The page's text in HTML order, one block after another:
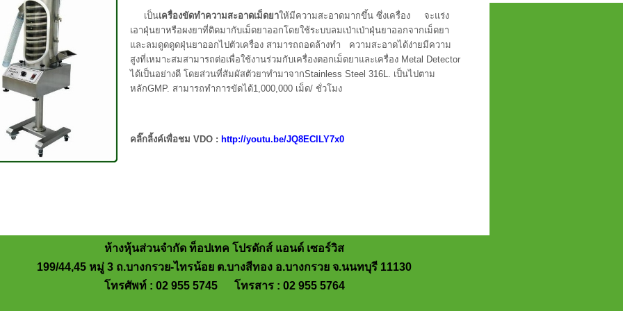
เป็นเครื่องขัดทำความสะอาดเม็ดยาให้มีความสะอาดมากขึ้นซึ่งเครื่อง จะแร่ง
เอาฝุ่นยาหรือผงยาที่ติดมากับเม็ดยาออกโดยใช้ระบบลมเป่าเป่าฝุ่นยาออกจากเม็ดยา
และลมดูดดูดฝุ่นยาออกไปตัวเครื่อง สามารถถอดล้างทำ ความสะอาดได้ง่ายมีความ
สูงที่เหมาะสมสามารถต่อเพื่อใช้งานร่วมกับเครื่องตอกเม็ดยาและเครื่อง Metal Detector
ได้เป็นอย่างดีโดยส่วนที่สัมผัสตัวยาทำมาจากStainless Steel 316L. เป็นไปตาม
หลักGMP. สามารถทำการขัดได้1,000,000 เม็ด/ ชั่วโมง
คลิ๊กลิ้งค์เพื่อชม VDO : http://youtu.be/JQ8EClLY7x0
ห้างหุ้นส่วนจำกัด ท็อปเทค โปรดักส์ แอนด์ เซอร์วิส
199/44,45 หมู่ 3 ถ.บางกรวย-ไทรน้อย ต.บางสีทอง อ.บางกรวย จ.นนทบุรี 11130
โทรศัพท์ : 02 955 5745 โทรสาร : 02 955 5764